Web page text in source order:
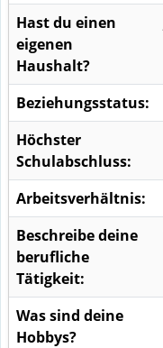
Hast du einen
eigenen
Haushalt?
Beziehungsstatus:
Höchster
Schulabschluss:
Arbeitsverhältnis:
Beschreibe deine
berufliche
Tätigkeit:
Was sind deine
Hobbys?